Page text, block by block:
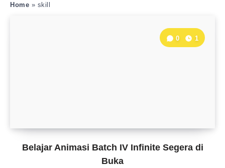
Home » skill
Belajar Animasi Batch IV Infinite Segera di
Buka
0 1